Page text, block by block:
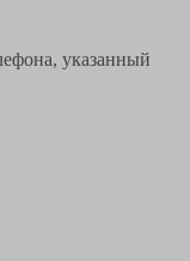
указанный